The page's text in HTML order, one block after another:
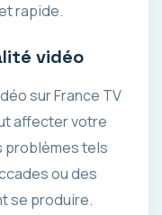
rapide.
vidéo
sur France TV
affecter votre
problèmes tels
ou des
se produire.